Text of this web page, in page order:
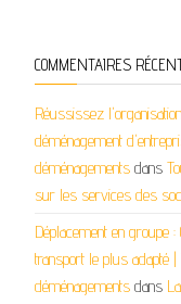
COMMENTAIRES
Réussissez
déménagement
déménagementsdans
sur les services des
Déplacement en groupe
transport le plus adapté
déménagementsdans